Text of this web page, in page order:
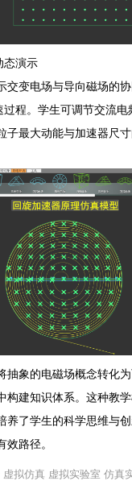
态演示
交变电场与导向磁场的
程。学生可调节交流
子最大动能与加速器尺寸
抽象的电磁场概念转化
构建知识体系。这种教
养了学生的科学思维与
路径。
虚拟仿真 虚拟实验室 仿真